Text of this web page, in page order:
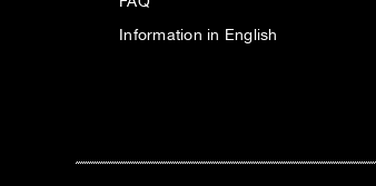
Information in English